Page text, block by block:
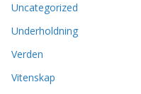
Uncategorized
Underholdning
Verden
Vitenskap